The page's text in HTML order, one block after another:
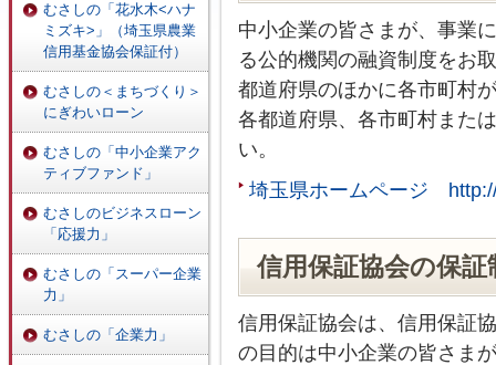
むさしの「花水木<ハナ
ミズキ>」（埼玉県農業
信用基金協会保証付）
むさしの＜まちづくり＞
にぎわいローン
むさしの「中小企業アク
ティブファンド」
むさしのビジネスローン
「応援力」
むさしの「スーパー企業
力」
むさしの「企業力」
中小企業の皆さまが、事業
る公的機関の融資制度をお
都道府県のほかに各市町村
各都道府県、各市町村また
い。
埼玉県ホームページ
信用保証協会の保証
信用保証協会は、信用保証
の目的は中小企業の皆さま